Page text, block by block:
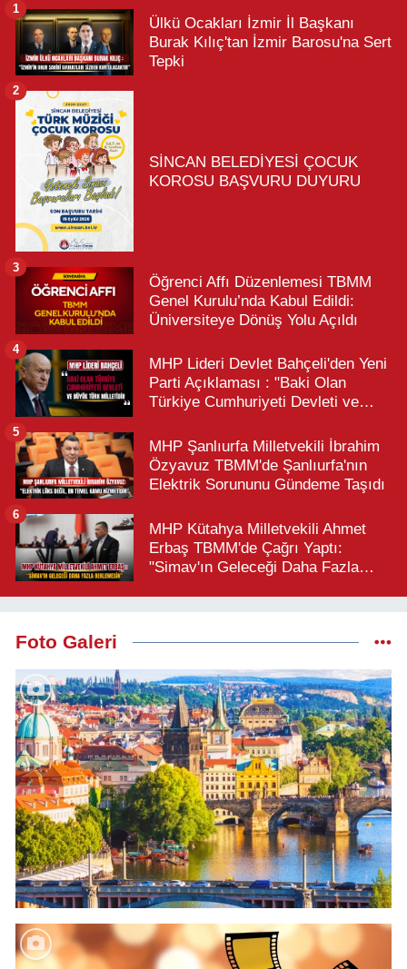
Ülkü Ocakları İzmir İl Başkanı
Burak Kılıç'tan İzmir Barosu'na Sert
Tepki
1
SİNCAN BELEDİYESİ ÇOCUK
KOROSU BAŞVURU DUYURU
2
Öğrenci Affı Düzenlemesi TBMM
Genel Kurulu’nda Kabul Edildi:
Üniversiteye Dönüş Yolu Açıldı
3
MHP Lideri Devlet Bahçeli'den Yeni
Parti Açıklaması : "Baki Olan
Türkiye Cumhuriyeti Devleti ve
4
MHP Şanlıurfa Milletvekili İbrahim
Özyavuz TBMM'de Şanlıurfa'nın
Elektrik Sorununu Gündeme Taşıdı
5
MHP Kütahya Milletvekili Ahmet
Erbaş TBMM'de Çağrı Yaptı:
"Simav'ın Geleceği Daha Fazla
6
Foto Galeri